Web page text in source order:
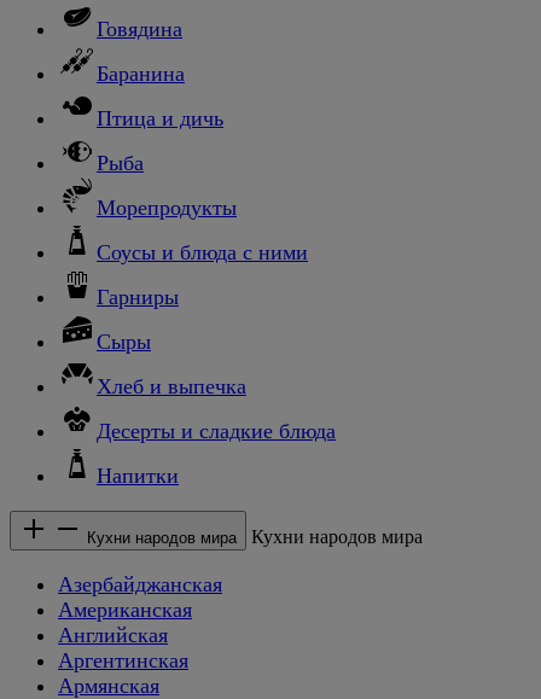
Говядина
Баранина
Птица и дичь
Рыба
Морепродукты
Соусы и блюда с ними
Гарниры
Сыры
Хлеб и выпечка
Десерты и сладкие блюда
Напитки
Кухни народов мира Кухни народов мира
Азербайджанская
Американская
Английская
Аргентинская
Армянская